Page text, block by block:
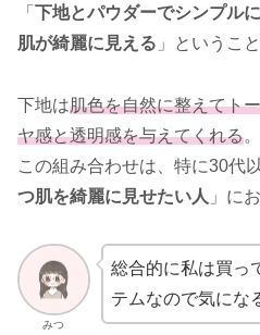
「 下地とパウダーでシンプル
肌が綺麗に見える 」ということ
下地は肌色を自然に整えてト
ヤ感と透明感を与えてくれる。
この組み合わせは、特に30代
つ肌を綺麗に見せたい人 」に
みつ
総合的に私は買っ
テムなので気にな